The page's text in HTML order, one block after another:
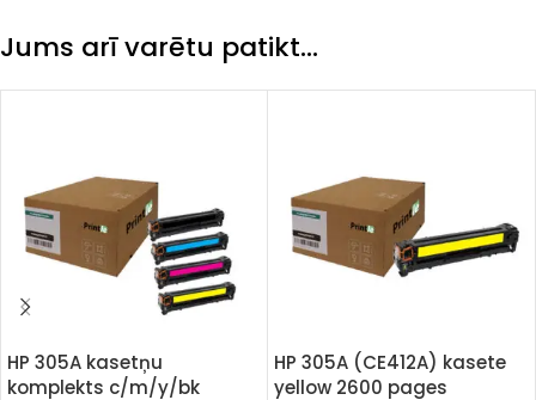
Jums arī varētu patikt…
HP 305A kasetņu
komplekts c/m/y/bk
HP 305A (CE412A) kasete
yellow 2600 pages